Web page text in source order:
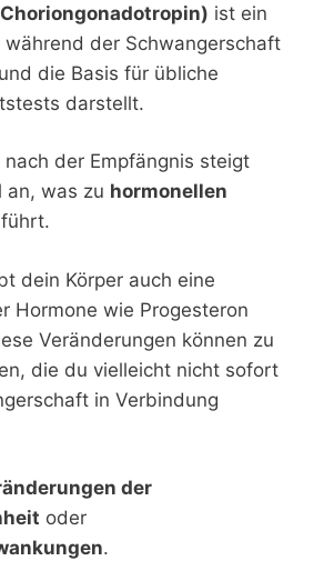
ist ein
während der Schwangerschaft
die Basis für übliche
darstellt.
der Empfängnis steigt
an, was zu hormonellen
führt.
dein Körper auch eine
Hormone wie Progesteron
Veränderungen können zu
die du vielleicht nicht sofort
in Verbindung
der
oder
.